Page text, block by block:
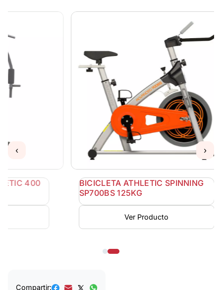
BICICLETA ATHLETIC SPINNING
SP700BS 125KG
CINTA
‹ ›
Compartir: